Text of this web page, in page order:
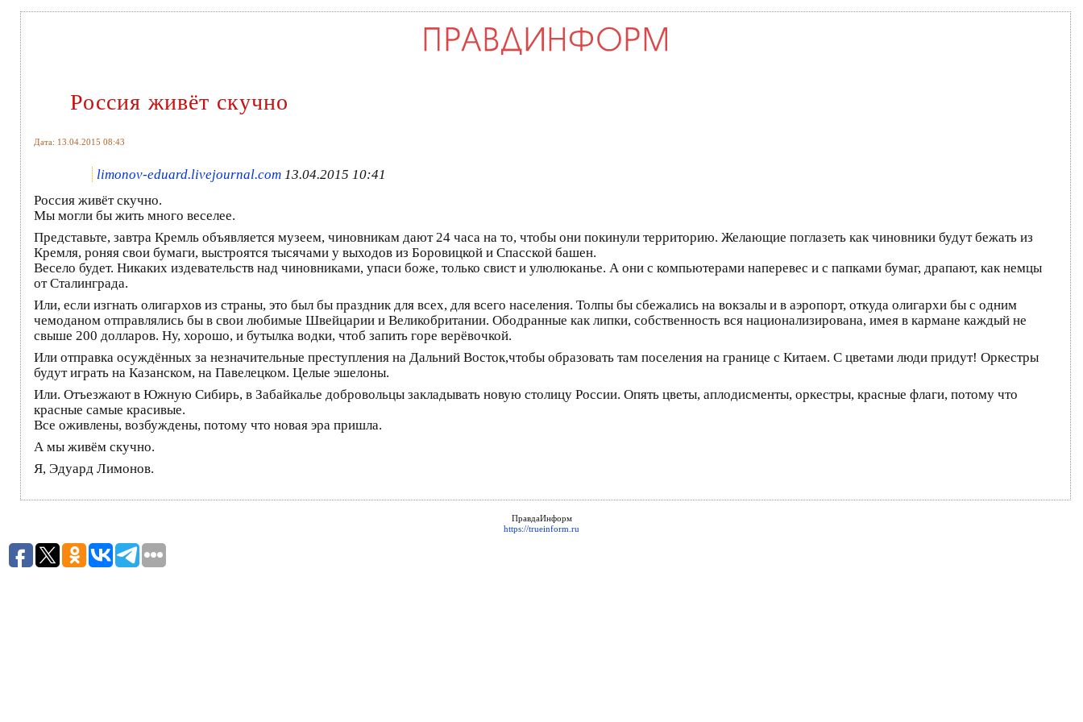
Россия живёт скучно
Дата: 13.04.2015 08:43
limonov-eduard.livejournal.com 13.04.2015 10:41
Россия живёт скучно.
Мы могли бы жить много веселее.
Представьте, завтра Кремль объявляется музеем, чиновникам дают 24 часа на то, чтобы они покинули территорию. Желающие поглазеть как чиновники будут бежать из
Кремля, роняя свои бумаги, выстроятся тысячами у выходов из Боровицкой и Спасской башен.
Весело будет. Никаких издевательств над чиновниками, упаси боже, только свист и улюлюканье. А они с компьютерами наперевес и с папками бумаг, драпают, как немцы
от Сталинграда.
Или, если изгнать олигархов из страны, это был бы праздник для всех, для всего населения. Толпы бы сбежались на вокзалы и в аэропорт, откуда олигархи бы с одним
чемоданом отправлялись бы в свои любимые Швейцарии и Великобритании. Ободранные как липки, собственность вся национализирована, имея в кармане каждый не
свыше 200 долларов. Ну, хорошо, и бутылка водки, чтоб запить горе верёвочкой.
Или отправка осуждённых за незначительные преступления на Дальний Восток,чтобы образовать там поселения на границе с Китаем. С цветами люди придут! Оркестры
будут играть на Казанском, на Павелецком. Целые эшелоны.
Или. Отъезжают в Южную Сибирь, в Забайкалье добровольцы закладывать новую столицу России. Опять цветы, аплодисменты, оркестры, красные флаги, потому что
красные самые красивые.
Все оживлены, возбуждены, потому что новая эра пришла.
А мы живём скучно.
Я, Эдуард Лимонов.
ПравдаИнформ
https://trueinform.ru